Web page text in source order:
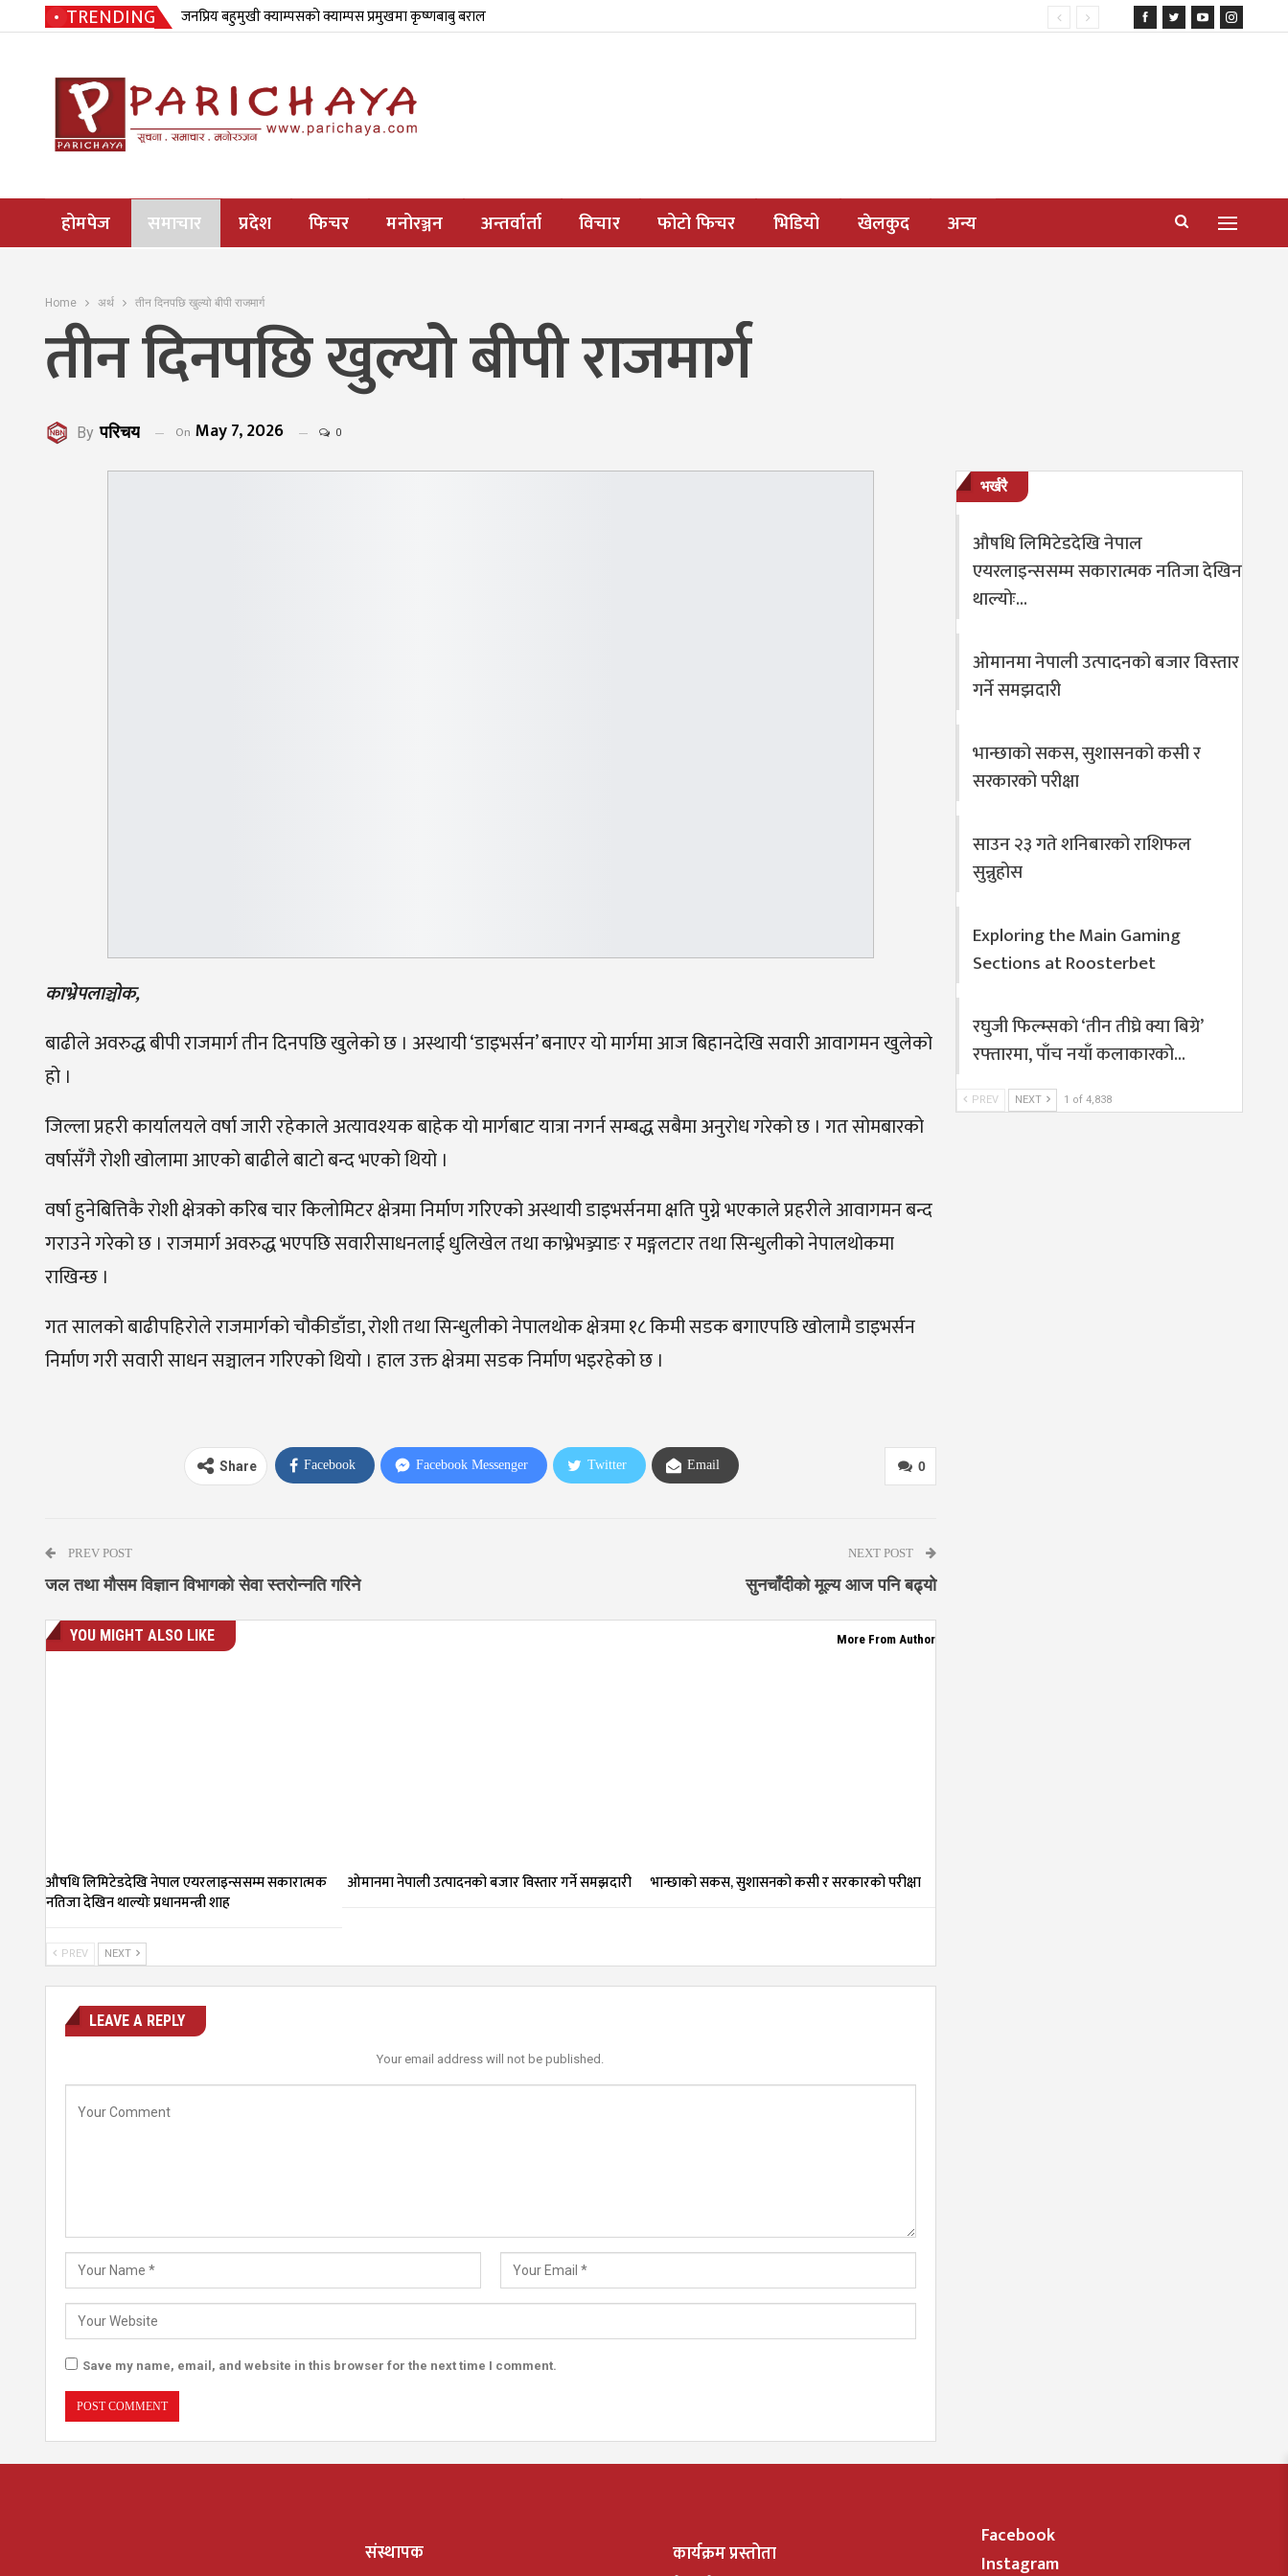
TRENDING जनप्रिय बहुमुखी क्याम्पसको क्याम्पस प्रमुखमा कृष्णबाबु बराल
होमपेज समाचार प्रदेश फिचर मनोरञ्जन अन्तर्वार्ता विचार फोटो फिचर भिडियो खेलकुद अन्य
Home अर्थ तीन दिनपछि खुल्यो बीपी राजमार्ग
तीन दिनपछि खुल्यो बीपी राजमार्ग
By परिचय On May 7, 2026 0
काभ्रेपलाञ्चोक,
बाढीले अवरुद्ध बीपी राजमार्ग तीन दिनपछि खुलेको छ । अस्थायी ‘डाइभर्सन’ बनाएर यो मार्गमा आज बिहानदेखि सवारी आवागमन खुलेको
हो ।
जिल्ला प्रहरी कार्यालयले वर्षा जारी रहेकाले अत्यावश्यक बाहेक यो मार्गबाट यात्रा नगर्न सम्बद्ध सबैमा अनुरोध गरेको छ । गत सोमबारको
वर्षासँगै रोशी खोलामा आएको बाढीले बाटो बन्द भएको थियो ।
वर्षा हुनेबित्तिकै रोशी क्षेत्रको करिब चार किलोमिटर क्षेत्रमा निर्माण गरिएको अस्थायी डाइभर्सनमा क्षति पुग्ने भएकाले प्रहरीले आवागमन बन्द
गराउने गरेको छ । राजमार्ग अवरुद्ध भएपछि सवारीसाधनलाई धुलिखेल तथा काभ्रेभञ्ज्याङ र मङ्गलटार तथा सिन्धुलीको नेपालथोकमा
राखिन्छ ।
गत सालको बाढीपहिरोले राजमार्गको चौकीडाँडा, रोशी तथा सिन्धुलीको नेपालथोक क्षेत्रमा १८ किमी सडक बगाएपछि खोलामै डाइभर्सन
निर्माण गरी सवारी साधन सञ्चालन गरिएको थियो । हाल उक्त क्षेत्रमा सडक निर्माण भइरहेको छ ।
0
Share Facebook Facebook Messenger Twitter Email
PREV POST
जल तथा मौसम विज्ञान विभागको सेवा स्तरोन्नति गरिने
NEXT POST
सुनचाँदीको मूल्य आज पनि बढ्यो
YOU MIGHT ALSO LIKE More From Author
औषधि लिमिटेडदेखि नेपाल एयरलाइन्ससम्म सकारात्मक
नतिजा देखिन थाल्योः प्रधानमन्त्री शाह
ओमानमा नेपाली उत्पादनको बजार विस्तार गर्ने समझदारी भान्छाको सकस, सुशासनको कसी र सरकारको परीक्षा
PREV NEXT
LEAVE A REPLY
Your email address will not be published.
Save my name, email, and website in this browser for the next time I comment.
भर्खरै
औषधि लिमिटेडदेखि नेपाल
एयरलाइन्ससम्म सकारात्मक नतिजा देखिन
थाल्योः…
ओमानमा नेपाली उत्पादनको बजार विस्तार
गर्ने समझदारी
भान्छाको सकस, सुशासनको कसी र
सरकारको परीक्षा
साउन २३ गते शनिबारको राशिफल
सुन्नुहोस
Exploring the Main Gaming
Sections at Roosterbet
रघुजी फिल्म्सको ‘तीन तीघ्रे क्या बिग्रे’
रफ्तारमा, पाँच नयाँ कलाकारको…
PREV NEXT 1 of 4,838
संस्थापक कार्यक्रम प्रस्तोता
Facebook
Instagram